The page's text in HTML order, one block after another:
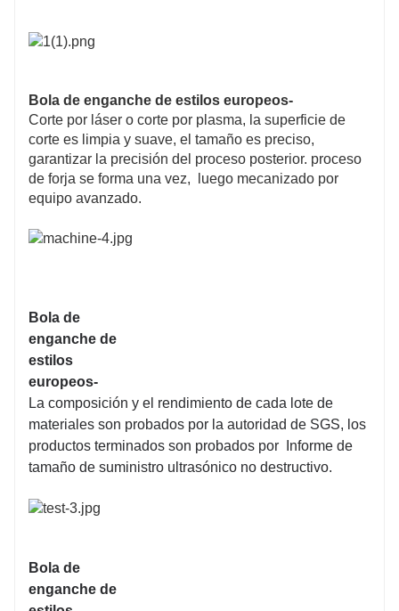
Bola de enganche de estilos europeos-
Corte por láser o corte por plasma, la superficie de
corte es limpia y suave, el tamaño es preciso,
garantizar la precisión del proceso posterior. proceso
de forja se forma una vez, luego mecanizado por
equipo avanzado.
Bola de
enganche de
estilos
europeos-
La composición y el rendimiento de cada lote de
materiales son probados por la autoridad de SGS, los
productos terminados son probados por Informe de
tamaño de suministro ultrasónico no destructivo.
Bola de
enganche de